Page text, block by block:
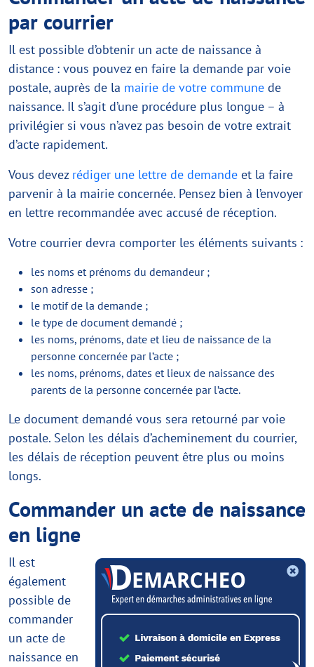
par courrier
Il est possible d’obtenir un acte de naissance à
distance : vous pouvez en faire la demande par voie
postale, auprès de la mairie de votre commune de
naissance. Il s’agit d’une procédure plus longue – à
privilégier si vous n’avez pas besoin de votre extrait
d’acte rapidement.
Vous devez rédiger une lettre de demande et la faire
parvenir à la mairie concernée. Pensez bien à l’envoyer
en lettre recommandée avec accusé de réception.
Votre courrier devra comporter les éléments suivants :
les noms et prénoms du demandeur ;
son adresse ;
le motif de la demande ;
le type de document demandé ;
les noms, prénoms, date et lieu de naissance de la
personne concernée par l’acte ;
les noms, prénoms, dates et lieux de naissance des
parents de la personne concernée par l’acte.
Le document demandé vous sera retourné par voie
postale. Selon les délais d’acheminement du courrier,
les délais de réception peuvent être plus ou moins
longs.
Commander un acte de naissance
en ligne
Il est
également
possible de
commander
un acte de
naissance en